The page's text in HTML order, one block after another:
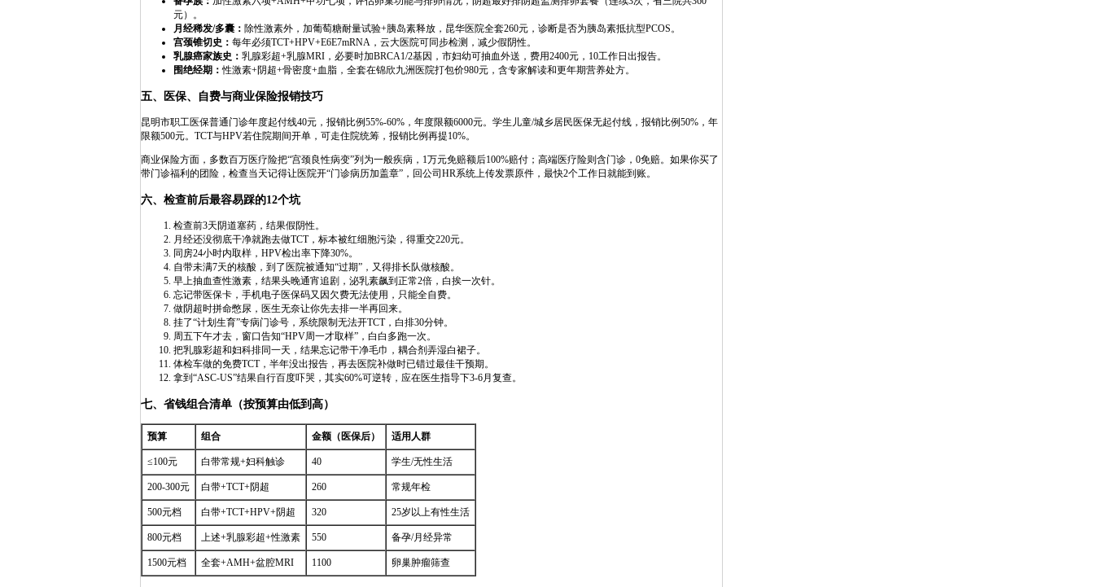
元）。
月经稀发/多囊： 除性激素外，加葡萄糖耐量试验+胰岛素释放，昆华医院全套260元，诊断是否为胰岛素抵抗型PCOS。
宫颈锥切史： 每年必须TCT+HPV+E6E7mRNA，云大医院可同步检测，减少假阴性。
乳腺癌家族史： 乳腺彩超+乳腺MRI，必要时加BRCA1/2基因，市妇幼可抽血外送，费用2400元，10工作日出报告。
围绝经期：性激素+阴超+骨密度+血脂，全套在锦欣九洲医院打包价980元，含专家解读和更年期营养处方。
五、医保、自费与商业保险报销技巧
昆明市职工医保普通门诊年度起付线40元，报销比例55%-60%，年度限额6000元。学生儿童/城乡居民医保无起付线，报销比例50%，年
限额500元。TCT与HPV若住院期间开单，可走住院统筹，报销比例再提10%。
商业保险方面，多数百万医疗险把“宫颈良性病变”列为一般疾病，1万元免赔额后100%赔付；高端医疗险则含门诊，0免赔。如果你买了
带门诊福利的团险，检查当天记得让医院开“门诊病历加盖章”，回公司HR系统上传发票原件，最快2个工作日就能到账。
六、检查前后最容易踩的12个坑
检查前3天阴道塞药，结果假阴性。
月经还没彻底干净就跑去做TCT，标本被红细胞污染，得重交220元。
同房24小时内取样，HPV检出率下降30%。
自带未满7天的核酸，到了医院被通知“过期”，又得排长队做核酸。
早上抽血查性激素，结果头晚通宵追剧，泌乳素飙到正常2倍，白挨一次针。
忘记带医保卡，手机电子医保码又因欠费无法使用，只能全自费。
做阴超时拼命憋尿，医生无奈让你先去排一半再回来。
挂了“计划生育”专病门诊号，系统限制无法开TCT，白排30分钟。
周五下午才去，窗口告知“HPV周一才取样”，白白多跑一次。
把乳腺彩超和妇科排同一天，结果忘记带干净毛巾，耦合剂弄湿白裙子。
体检车做的免费TCT，半年没出报告，再去医院补做时已错过最佳干预期。
拿到“ASC-US”结果自行百度吓哭，其实60%可逆转，应在医生指导下3-6月复查。
七、省钱组合清单（按预算由低到高）
预算 组合 金额（医保后） 适用人群
≤100元 白带常规+妇科触诊 40 学生/无性生活
200-300元 白带+TCT+阴超 260 常规年检
500元档 白带+TCT+HPV+阴超 320 25岁以上有性生活
800元档 上述+乳腺彩超+性激素 550 备孕/月经异常
1500元档 全套+AMH+盆腔MRI 1100 卵巢肿瘤筛查